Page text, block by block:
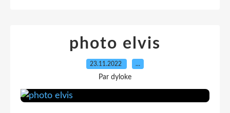
photo elvis
23.11.2022 …
Par dyloke